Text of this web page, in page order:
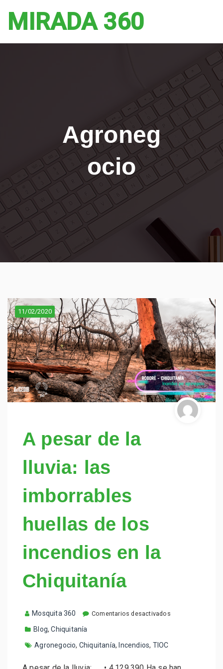
MIRADA 360
Agroneg
ocio
11/02/2020
A pesar de la
lluvia: las
imborrables
huellas de los
incendios en la
Chiquitanía
Mosquita 360 Comentarios desactivadose
a
Blog,Chiquitanía
Agronegocio, Chiquitanía, Incendios, TIOC